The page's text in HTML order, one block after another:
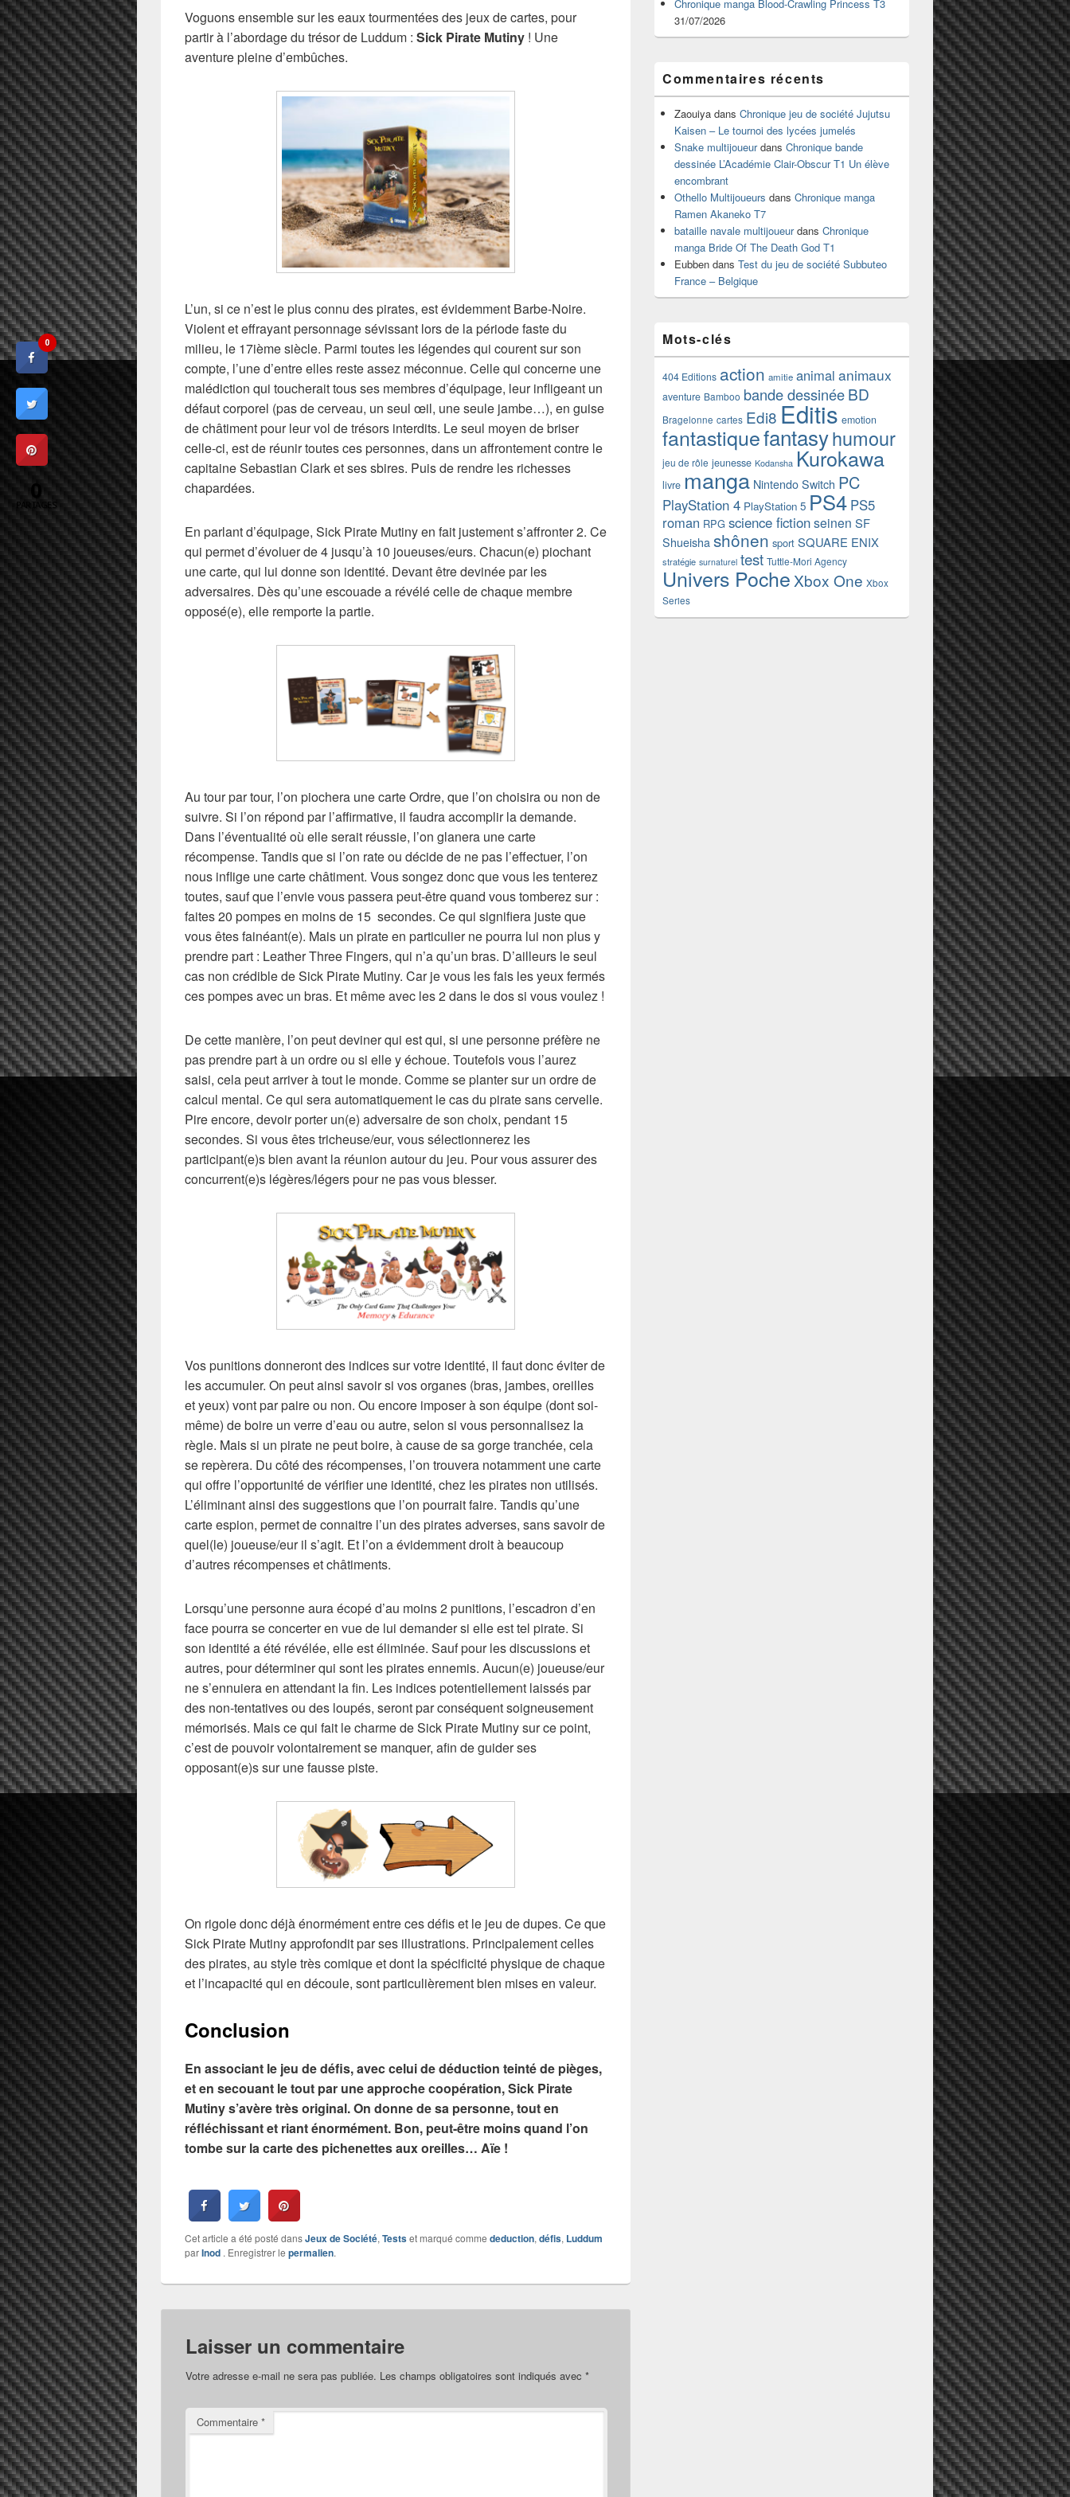
Voguons ensemble sur les eaux tourmentées des jeux de cartes, pour
partir à l’abordage du trésor de Luddum : Sick Pirate Mutiny ! Une
aventure pleine d’embûches.
L’un, si ce n’est le plus connu des pirates, est évidemment Barbe-Noire.
Violent et effrayant personnage sévissant lors de la période faste du
milieu, le 17ième siècle. Parmi toutes les légendes qui courent sur son
compte, l’une d’entre elles reste assez méconnue. Celle qui concerne une
malédiction qui toucherait tous ses membres d’équipage, leur infligeant un
défaut corporel (pas de cerveau, un seul œil, une seule jambe…), en guise
de châtiment pour leur vol de trésors interdits. Le seul moyen de briser
celle-ci, est de réunir toutes ces personnes, dans un affrontement contre le
capitaine Sebastian Clark et ses sbires. Puis de rendre les richesses
chapardées.
En parlant d’équipage, Sick Pirate Mutinyen fait justement s’affronter 2. Ce
qui permet d’évoluer de 4 jusqu’à 10 joueuses/eurs. Chacun(e) piochant
une carte, qui lui donne son identité. Devant être devinée par les
adversaires. Dès qu’une escouade a révélé celle de chaque membre
opposé(e), elle remporte la partie.
Au tour par tour, l’on piochera une carte Ordre, que l’on choisira ou non de
suivre. Si l’on répond par l’affirmative, il faudra accomplir la demande.
Dans l’éventualité où elle serait réussie, l’on glanera une carte
récompense. Tandis que si l’on rate ou décide de ne pas l’effectuer, l’on
nous inflige une carte châtiment. Vous songez donc que vous les tenterez
toutes, sauf que l’envie vous passera peut-être quand vous tomberez sur :
faites 20 pompes en moins de 15 secondes. Ce qui signifiera juste que
vous êtes fainéant(e). Mais un pirate en particulier ne pourra lui non plus y
prendre part : Leather Three Fingers, qui n’a qu’un bras. D’ailleurs le seul
cas non crédible deSick Pirate Mutiny. Car je vous les fais les yeux fermés
ces pompes avec un bras. Et même avec les 2 dans le dos si vous voulez !
De cette manière, l’on peut deviner qui est qui, si une personne préfère ne
pas prendre part à un ordre ou si elle y échoue. Toutefois vous l’aurez
saisi, cela peut arriver à tout le monde. Comme se planter sur un ordre de
calcul mental. Ce qui sera automatiquement le cas du pirate sans cervelle.
Pire encore, devoir porter un(e) adversaire de son choix, pendant 15
secondes. Si vous êtes tricheuse/eur, vous sélectionnerez les
participant(e)s bien avant la réunion autour du jeu. Pour vous assurer des
concurrent(e)s légères/légers pour ne pas vous blesser.
Vos punitions donneront des indices sur votre identité, il faut donc éviter de
les accumuler. On peut ainsi savoir si vos organes (bras, jambes, oreilles
et yeux) vont par paire ou non. Ou encore imposer à son équipe (dont soi-
même) de boire un verre d’eau ou autre, selon si vous personnalisez la
règle. Mais si un pirate ne peut boire, à cause de sa gorge tranchée, cela
se repèrera. Du côté des récompenses, l’on trouvera notamment une carte
qui offre l’opportunité de vérifier une identité, chez les pirates non utilisés.
L’éliminant ainsi des suggestions que l’on pourrait faire. Tandis qu’une
carte espion, permet de connaitre l’un des pirates adverses, sans savoir de
quel(le) joueuse/eur il s’agit. Et l’on a évidemment droit à beaucoup
d’autres récompenses et châtiments.
Lorsqu’une personne aura écopé d’au moins 2 punitions, l’escadron d’en
face pourra se concerter en vue de lui demander si elle est tel pirate. Si
son identité a été révélée, elle est éliminée. Sauf pour les discussions et
autres, pour déterminer qui sont les pirates ennemis. Aucun(e) joueuse/eur
ne s’ennuiera en attendant la fin. Les indices potentiellement laissés par
des non-tentatives ou des loupés, seront par conséquent soigneusement
mémorisés. Mais ce qui fait le charme deSick Pirate Mutinysur ce point,
c’est de pouvoir volontairement se manquer, afin de guider ses
opposant(e)s sur une fausse piste.
On rigole donc déjà énormément entre ces défis et le jeu de dupes. Ce que
Sick Pirate Mutinyapprofondit par ses illustrations. Principalement celles
des pirates, au style très comique et dont la spécificité physique de chaque
et l’incapacité qui en découle, sont particulièrement bien mises en valeur.
Conclusion
En associant le jeu de défis, avec celui de déduction teinté de pièges,
et en secouant le tout par une approche coopération,Sick Pirate
Mutinys’avère très original. On donne de sa personne, tout en
réfléchissant et riant énormément. Bon, peut-être moins quand l’on
tombe sur la carte des pichenettes aux oreilles… Aïe !
Cet article a été posté dansJeux de Société, Testset marqué comme deduction, défis, Luddum
parInod . Enregistrer le permalien.
Laisser un commentaire
Votre adresse e-mail ne sera pas publiée. Les champs obligatoires sont indiqués avec *
Commentaire *
Chronique manga Blood-Crawling Princess T3
31/07/2026
Commentaires récents
Zaouiya dans Chronique jeu de société Jujutsu
Kaisen – Le tournoi des lycées jumelés
Snake multijoueurdans Chronique bande
dessinée L’Académie Clair-Obscur T1 Un élève
encombrant
Othello Multijoueurs dans Chronique manga
Ramen Akaneko T7
bataille navale multijoueurdans Chronique
manga Bride Of The Death God T1
Eubben dans Test du jeu de société Subbuteo
France – Belgique
Mots-clés
404 Editions action amitie animal animaux
aventure Bamboo bande dessinéeBD
Bragelonne cartes Edi8 Editis emotion
fantastiquefantasyhumour
jeu de rôle jeunesse Kodansha Kurokawa
livre manga Nintendo Switch PC
PlayStation 4 PlayStation 5 PS4 PS5
roman RPG science fictionseinen SF
Shueisha shônen sport SQUARE ENIX
stratégie surnaturel test Tuttle-Mori Agency
Univers Poche Xbox One Xbox
Series
0
0
PARTAGES